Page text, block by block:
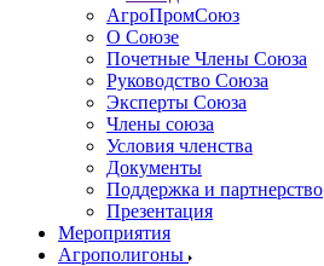
АгроПромСоюз
О Союзе
Почетные Члены Союза
Руководство Союза
Эксперты Союза
Члены союза
Условия членства
Документы
Поддержка и партнерство
Презентация
Мероприятия
Агрополигоны